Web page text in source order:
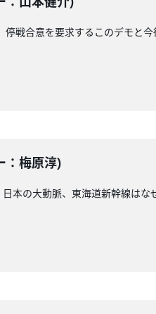
戦合意を要求するこのデモと
：梅原淳)
本の大動脈、東海道新幹線はな